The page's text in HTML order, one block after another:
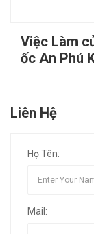
Việc Làm
ốc An Phú
Liên Hệ
Họ Tên:
Mail: